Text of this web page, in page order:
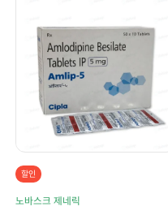
할인
노바스크 제네릭